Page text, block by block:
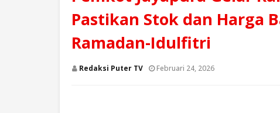
Pastikan Stok dan Harga
Ramadan-Idulfitri
Redaksi Puter TV Februari 24, 2026